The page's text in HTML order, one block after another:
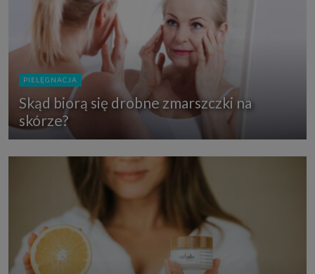
PIELĘGNACJA
Skąd biorą się drobne zmarszczki na
skórze?